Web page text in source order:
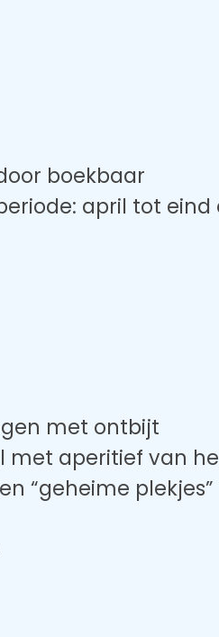
boekbaar
april tot eind
met ontbijt
met aperitief van
“geheime